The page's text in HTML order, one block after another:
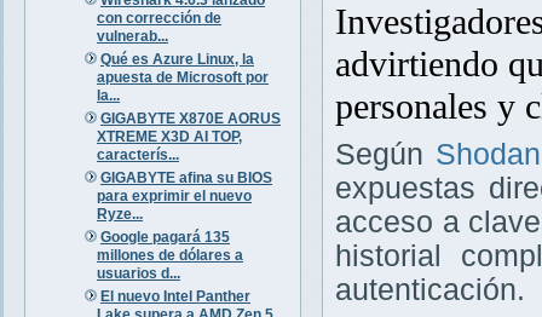
con corrección de
vulnerab...
Qué es Azure Linux, la
apuesta de Microsoft por
la...
GIGABYTE X870E AORUS
XTREME X3D AI TOP,
caracterís...
GIGABYTE afina su BIOS
para exprimir el nuevo
Ryze...
Google pagará 135
millones de dólares a
usuarios d...
El nuevo Intel Panther
advirtiendo
personales y
Según Shodan
expuestas
acceso a
historial
autenticación.